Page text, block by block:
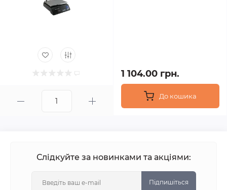
1 104.00 грн.
До кошика
Слідкуйте за новинками та акціями:
Підпишіться